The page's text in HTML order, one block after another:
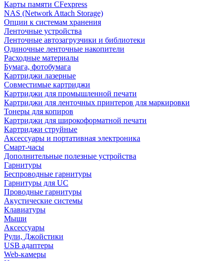
Карты памяти CFexpress
NAS (Network Attach Storage)
Опции к системам хранения
Ленточные устройства
Ленточные автозагрузчики и библиотеки
Одиночные ленточные накопители
Расходные материалы
Бумага, фотобумага
Картриджи лазерные
Совместимые картриджи
Картриджи для промышленной печати
Картриджи для ленточных принтеров для маркировки
Тонеры для копиров
Картриджи для широкоформатной печати
Картриджи струйные
Аксессуары и портативная электроника
Смарт-часы
Дополнительные полезные устройства
Гарнитуры
Беспроводные гарнитуры
Гарнитуры для UC
Проводные гарнитуры
Акустические системы
Клавиатуры
Мыши
Аксессуары
Рули, Джойстики
USB адаптеры
Web-камеры